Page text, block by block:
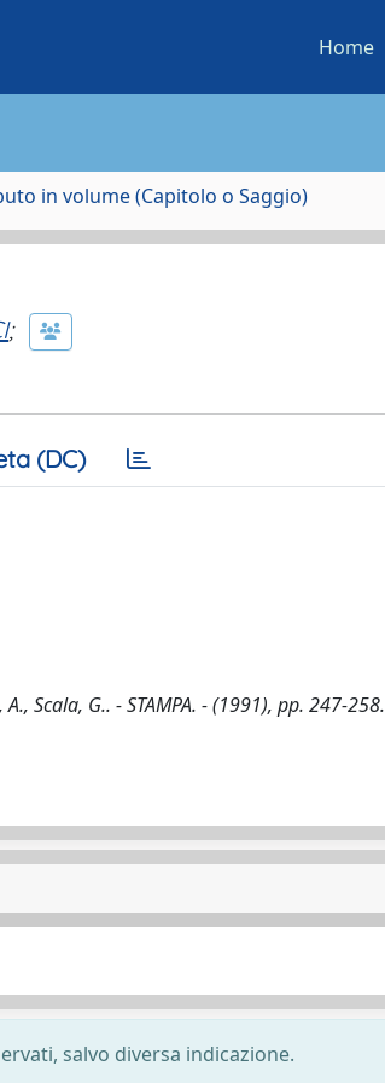
Home
in volume (Capitolo o Saggio)
;
(DC)
Scala, G.. - STAMPA. - (1991), pp. 247-258.
salvo diversa indicazione.